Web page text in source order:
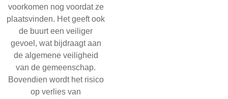
voorkomen nog voordat ze
plaatsvinden. Het geeft ook
de buurt een veiliger
gevoel, wat bijdraagt aan
de algemene veiligheid
van de gemeenschap.
Bovendien wordt het risico
op verlies van